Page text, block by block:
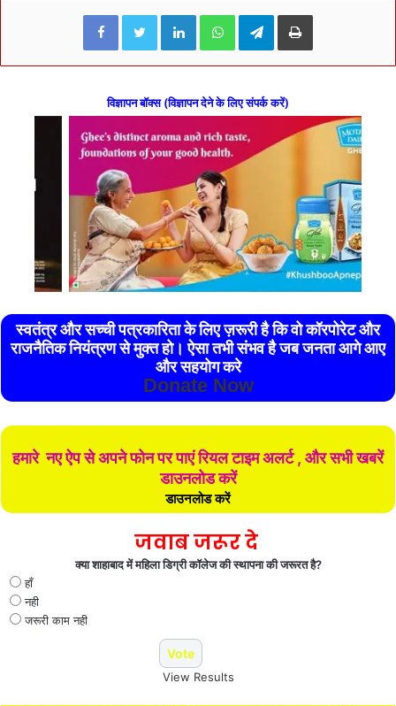
FacebookTwitterLinkedInWhatsAppTelegramPrint
विज्ञापन बॉक्स (विज्ञापन देने के लिए संपर्क करें)
स्वतंत्र और सच्ची पत्रकारिता के लिए ज़रूरी है कि वो कॉरपोरेट और
राजनैतिक नियंत्रण से मुक्त हो। ऐसा तभी संभव है जब जनता आगे आए
और सहयोग करे
Donate Now
हमारे नए ऐप से अपने फोन पर पाएं रियल टाइम अलर्ट , और सभी खबरें
डाउनलोड करें
डाउनलोड करें
जवाब जरूर दे
क्या शाहाबाद में महिला डिग्री कॉलेज की स्थापना की जरूरत है?
हाँ
नही
जरूरी काम नही
View Results